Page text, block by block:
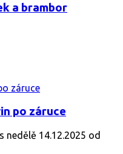
a brambor
po záruce
nedělě 14.12.2025 od